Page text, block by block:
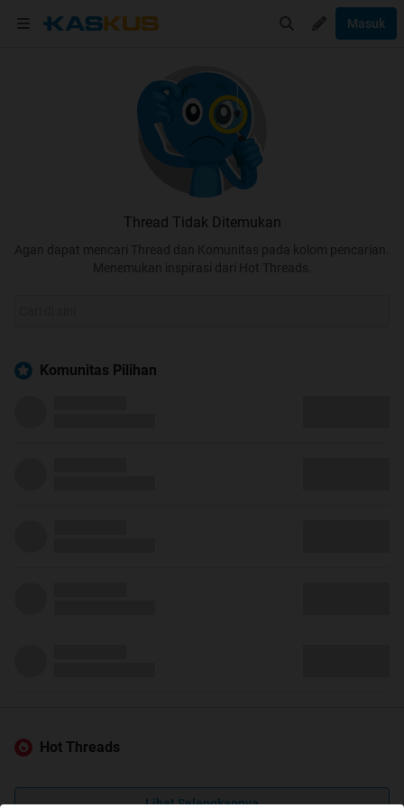
Masuk
Thread Tidak Ditemukan
Agan dapat mencari Thread dan Komunitas pada kolom pencarian.
Menemukan inspirasi dari Hot Threads.
Komunitas Pilihan
Hot Threads
Lihat Selengkapnya